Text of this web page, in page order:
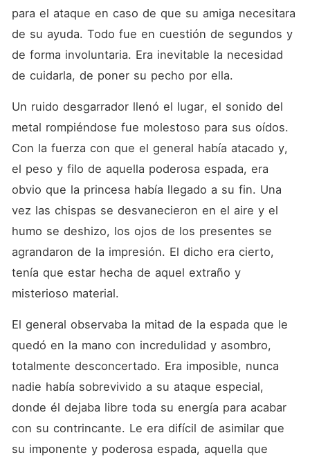
para el ataque en caso de que su amiga necesitara
de su ayuda. Todo fue en cuestión de segundos y
de forma involuntaria. Era inevitable la necesidad
de cuidarla, de poner su pecho por ella.
Un ruido desgarrador llenó el lugar, el sonido del
metal rompiéndose fue molestoso para sus oídos.
Con la fuerza con que el general había atacado y,
el peso y filo de aquella poderosa espada, era
obvio que la princesa había llegado a su fin. Una
vez las chispas se desvanecieron en el aire y el
humo se deshizo, los ojos de los presentes se
agrandaron de la impresión. El dicho era cierto,
tenía que estar hecha de aquel extraño y
misterioso material.
El general observaba la mitad de la espada que le
quedó en la mano con incredulidad y asombro,
totalmente desconcertado. Era imposible, nunca
nadie había sobrevivido a su ataque especial,
donde él dejaba libre toda su energía para acabar
con su contrincante. Le era difícil de asimilar que
su imponente y poderosa espada, aquella que